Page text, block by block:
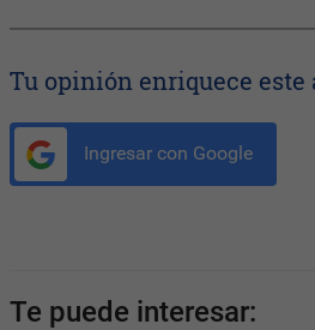
Tu opinión enriquece este
Ingresar con Google
Te puede interesar: